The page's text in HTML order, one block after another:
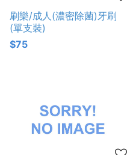
刷樂/成人(濃密除菌)牙刷
(單支裝)
$75